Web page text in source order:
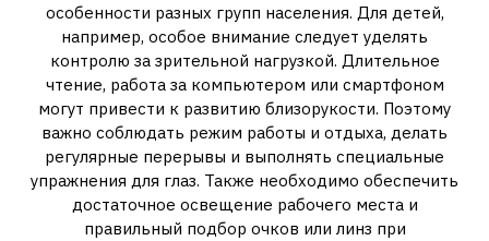
особенности разных групп населения. Для детей,
например, особое внимание следует уделять
контролю за зрительной нагрузкой. Длительное
чтение, работа за компьютером или смартфоном
могут привести к развитию близорукости. Поэтому
важно соблюдать режим работы и отдыха, делать
регулярные перерывы и выполнять специальные
упражнения для глаз. Также необходимо обеспечить
достаточное освещение рабочего места и
правильный подбор очков или линз при